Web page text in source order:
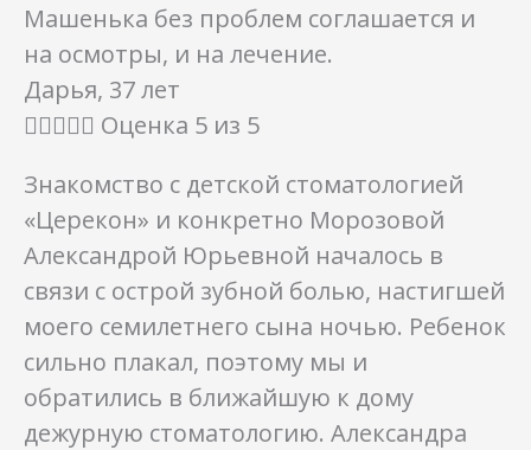
Машенька без проблем соглашается и
на осмотры, и на лечение.
Дарья, 37 лет
 Оценка 5 из 5
Знакомство с детской стоматологией
«Церекон» и конкретно Морозовой
Александрой Юрьевной началось в
связи с острой зубной болью, настигшей
моего семилетнего сына ночью. Ребенок
сильно плакал, поэтому мы и
обратились в ближайшую к дому
дежурную стоматологию. Александра